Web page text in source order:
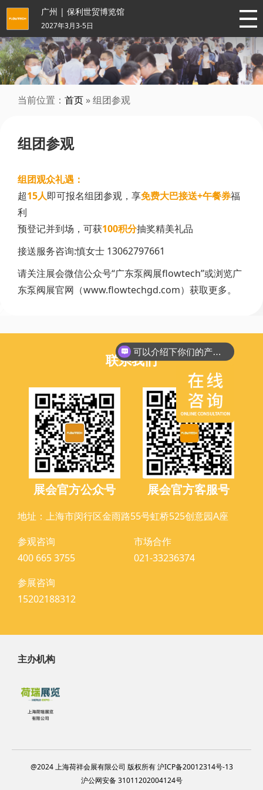
广州 | 保利世贸博览馆
2027年3月3-5日
当前位置： 首页 » 组团参观
组团参观
组团观众礼遇：
超15人即可报名组团参观，享免费大巴接送+午餐券福
利
预登记并到场，可获100积分抽奖精美礼品
接送服务咨询:慎女士 13062797661
请关注展会微信公众号“广东泵阀展flowtech”或浏览广
东泵阀展官网（www.flowtechgd.com）获取更多。
联系我们
展会官方公众号 展会官方客服号
地址：上海市闵行区金雨路55号虹桥525创意园A座
参观咨询
400 665 3755
市场合作
021-33236374
参展咨询
15202188312
主办机构
@2024 上海荷祥会展有限公司 版权所有 沪ICP备20012314号-13
沪公网安备 31011202004124号